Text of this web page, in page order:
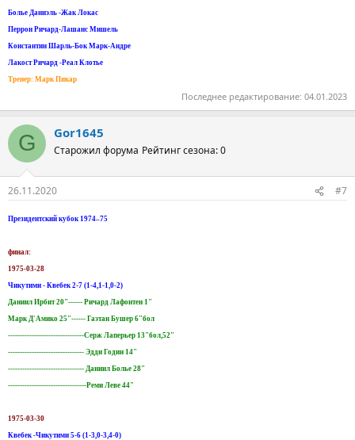
Болье Даниэль -Жак Локас
Перрон Ричард-Лашанс Мишель
Константин Шарль-Бок Марк-Андре
Лакост Ричард -Реал Клотье
Тренер: Марк Пикар
Последнее редактирование: 04.01.2023
G Gor1645
Старожил форума Рейтинг сезона: 0
26.11.2020 #7
Президентский кубок 1974–75
финал:
1975-03-28
Чикутими - Квебек 2-7 (1-4,1-1,0-2)
Даниил Ирбит 20"------ Ричард Лафонтен 1"
Марк Д'Амико 25"------ Гаэтан Бушер 6"бол
--------------------------------Серж Лаперьер 13"бол,52"
-------------------------------- Эдди Годин 14"
-------------------------------- Даниил Болье 28"
---------------------------------Реми Леве 44"
1975-03-30
Квебек -Чикутими 5-6 (1-3,0-3,4-0)